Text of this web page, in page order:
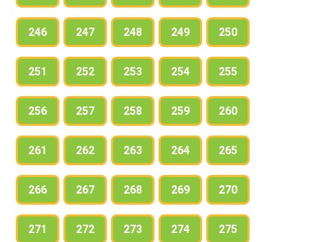
246 247 248 249 250
251 252 253 254 255
256 257 258 259 260
261 262 263 264 265
266 267 268 269 270
271 272 273 274 275